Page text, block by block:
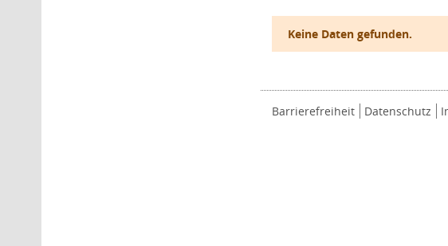
Keine Daten gefunden.
Barrierefreiheit Datenschutz